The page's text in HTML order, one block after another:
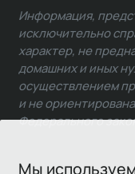
Мы
Информация,
исключительно
характер, не
домашних и иных
осуществлением
и не
Федерального